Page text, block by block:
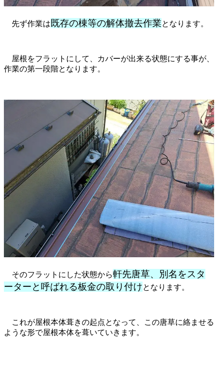
先ず作業は既存の棟等の解体撤去作業となります。
屋根をフラットにして、カバーが出来る状態にする事が、
作業の第一段階となります。
そのフラットにした状態から軒先唐草、別名をスタ
ーターと呼ばれる板金の取り付けとなります。
これが屋根本体葺きの起点となって、この唐草に絡ませる
ような形で屋根本体を葺いていきます。